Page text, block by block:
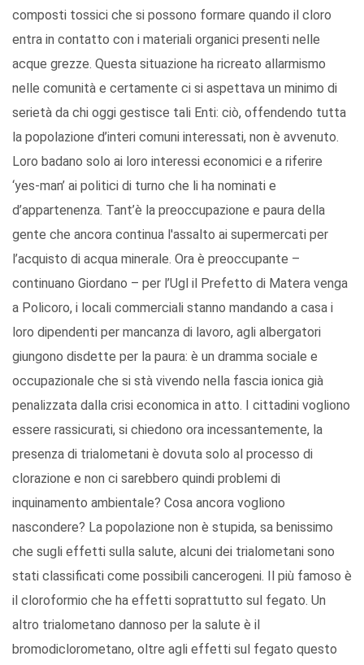
composti tossici che si possono formare quando il cloro
entra in contatto con i materiali organici presenti nelle
acque grezze. Questa situazione ha ricreato allarmismo
nelle comunità e certamente ci si aspettava un minimo di
serietà da chi oggi gestisce tali Enti: ciò, offendendo tutta
la popolazione d’interi comuni interessati, non è avvenuto.
Loro badano solo ai loro interessi economici e a riferire
‘yes-man’ ai politici di turno che li ha nominati e
d’appartenenza. Tant’è la preoccupazione e paura della
gente che ancora continua l'assalto ai supermercati per
l’acquisto di acqua minerale. Ora è preoccupante –
continuano Giordano – per l’Ugl il Prefetto di Matera venga
a Policoro, i locali commerciali stanno mandando a casa i
loro dipendenti per mancanza di lavoro, agli albergatori
giungono disdette per la paura: è un dramma sociale e
occupazionale che si stà vivendo nella fascia ionica già
penalizzata dalla crisi economica in atto. I cittadini vogliono
essere rassicurati, si chiedono ora incessantemente, la
presenza di trialometani è dovuta solo al processo di
clorazione e non ci sarebbero quindi problemi di
inquinamento ambientale? Cosa ancora vogliono
nascondere? La popolazione non è stupida, sa benissimo
che sugli effetti sulla salute, alcuni dei trialometani sono
stati classificati come possibili cancerogeni. Il più famoso è
il cloroformio che ha effetti soprattutto sul fegato. Un
altro trialometano dannoso per la salute è il
bromodiclorometano, oltre agli effetti sul fegato questo